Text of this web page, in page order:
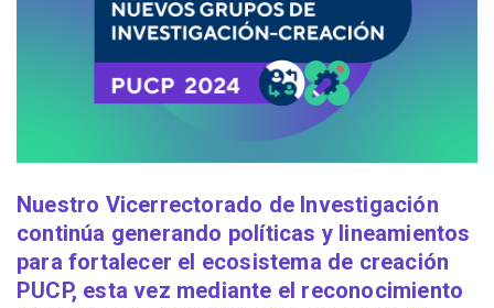
Nuestro Vicerrectorado de Investigación
continúa generando políticas y lineamientos
para fortalecer el ecosistema de creación
PUCP, esta vez mediante el reconocimiento